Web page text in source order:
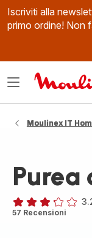
Iscriviti alla
primo ordine! Non
Apri
Moulinex IT
ratings.3.2
57 Recensioni